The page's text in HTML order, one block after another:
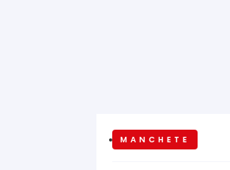
MANCHETE